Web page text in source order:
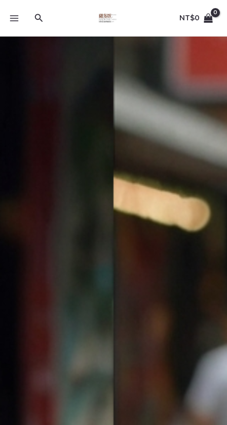
搜
NT$0